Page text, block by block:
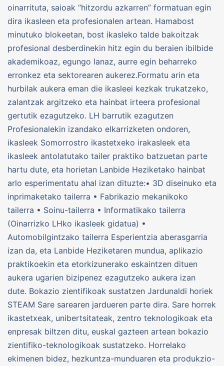
oinarrituta, saioak “hitzordu azkarren” formatuan egin
dira ikasleen eta profesionalen artean. Hamabost
minutuko blokeetan, bost ikasleko talde bakoitzak
profesional desberdinekin hitz egin du beraien ibilbide
akademikoaz, egungo lanaz, aurre egin beharreko
erronkez eta sektorearen aukerez.Formatu arin eta
hurbilak aukera eman die ikasleei kezkak trukatzeko,
zalantzak argitzeko eta hainbat irteera profesional
gertutik ezagutzeko. LH barrutik ezagutzen
Profesionalekin izandako elkarrizketen ondoren,
ikasleek Somorrostro ikastetxeko irakasleek eta
ikasleek antolatutako tailer praktiko batzuetan parte
hartu dute, eta horietan Lanbide Heziketako hainbat
arlo esperimentatu ahal izan dituzte:• 3D diseinuko eta
inprimaketako tailerra • Fabrikazio mekanikoko
tailerra • Soinu-tailerra • Informatikako tailerra
(Oinarrizko LHko ikasleek gidatua) •
Automobilgintzako tailerra Esperientzia aberasgarria
izan da, eta Lanbide Heziketaren mundua, aplikazio
praktikoekin eta etorkizunerako eskaintzen dituen
aukera ugarien bizipenez ezagutzeko aukera izan
dute. Bokazio zientifikoak sustatzen Jardunaldi horiek
STEAM Sare sarearen jardueren parte dira. Sare horrek
ikastetxeak, unibertsitateak, zentro teknologikoak eta
enpresak biltzen ditu, euskal gazteen artean bokazio
zientifiko-teknologikoak sustatzeko. Horrelako
ekimenen bidez, hezkuntza-munduaren eta produkzio-